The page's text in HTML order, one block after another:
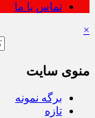
تماس با ما
×
منوی سایت
برگه نمونه
تازه